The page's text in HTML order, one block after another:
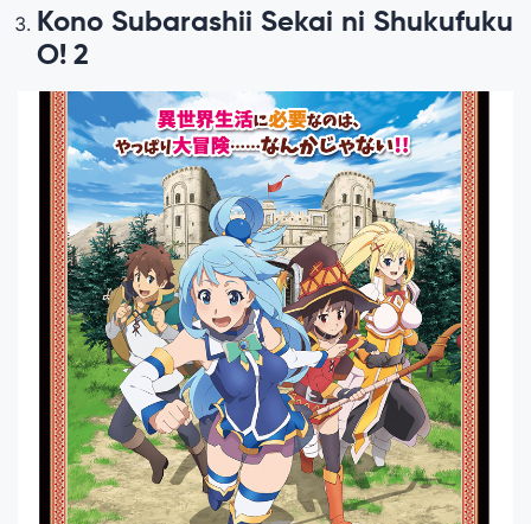
Kono Subarashii Sekai ni Shukufuku
O! 2